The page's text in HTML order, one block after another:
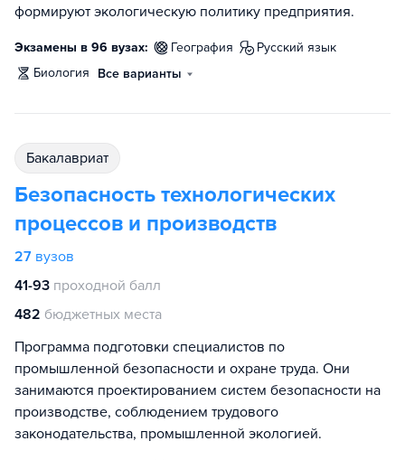
формируют экологическую политику предприятия.
Экзамены в 96 вузах: география
русский язык
биология
Все варианты
бакалавриат
Безопасность технологических
процессов и производств
27 вузов
41-93 проходной балл
482 бюджетных места
Программа подготовки специалистов по
промышленной безопасности и охране труда. Они
занимаются проектированием систем безопасности на
производстве, соблюдением трудового
законодательства, промышленной экологией.